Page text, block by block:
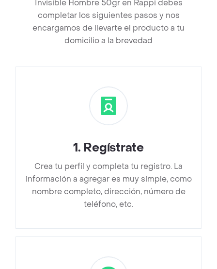
Invisible Hombre 50gr en Rappi debes
completar los siguientes pasos y nos
encargamos de llevarte el producto a tu
domicilio a la brevedad
1. Regístrate
Crea tu perfil y completa tu registro. La
información a agregar es muy simple, como
nombre completo, dirección, número de
teléfono, etc.